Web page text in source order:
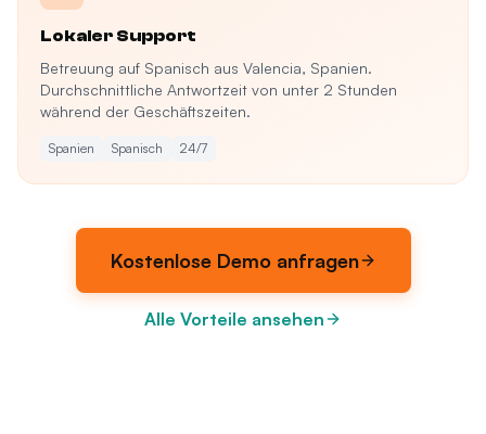
Lokaler Support
Betreuung auf Spanisch aus Valencia, Spanien.
Durchschnittliche Antwortzeit von unter 2 Stunden
während der Geschäftszeiten.
Spanien Spanisch 24/7
Kostenlose Demo anfragen
Alle Vorteile ansehen